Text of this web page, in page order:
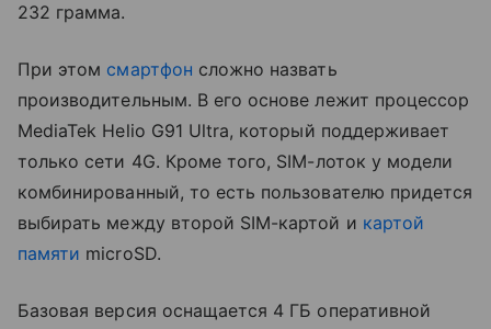
232 грамма.
При этом смартфон сложно назвать
производительным. В его основе лежит процессор
MediaTek Helio G91 Ultra, который поддерживает
только сети 4G. Кроме того, SIM-лоток у модели
комбинированный, то есть пользователю придется
выбирать между второй SIM-картой и картой
памяти microSD.
Базовая версия оснащается 4 ГБ оперативной